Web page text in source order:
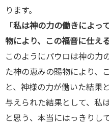
ります。
「私は神の力の働きによっ
物により、この福音に仕え
このようにパウロは神の力
た神の恵みの賜物により、
と、神様の力が働いた結果
与えられた結果として、私
と思う、本当にはっきりし